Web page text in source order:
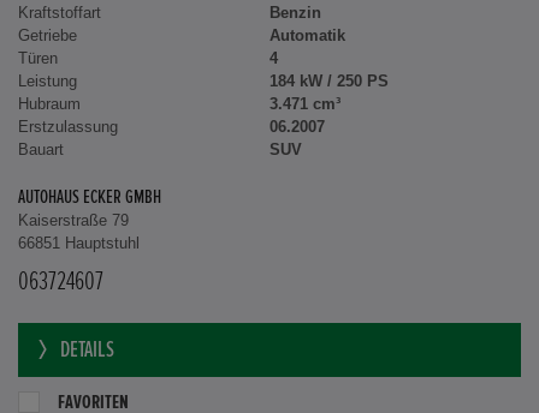
Kraftstoffart
Benzin
Getriebe
Automatik
Türen
4
Leistung
184 kW / 250 PS
Hubraum
3.471 cm³
Erstzulassung
06.2007
Bauart
SUV
AUTOHAUS ECKER GMBH
Kaiserstraße 79
66851 Hauptstuhl
063724607
DETAILS
FAVORITEN